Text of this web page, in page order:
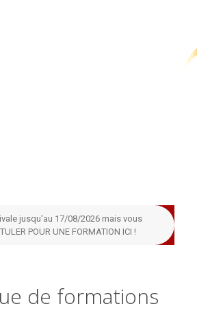
jusqu'au 17/08/2026 mais vous
POUR UNE FORMATION ICI !
de formations